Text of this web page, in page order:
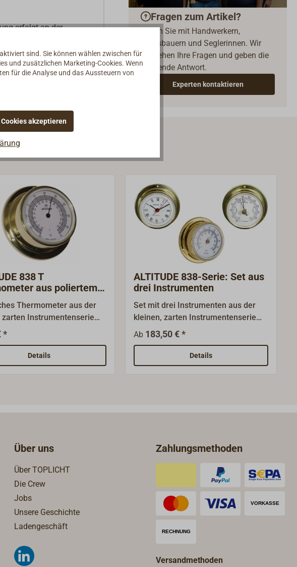
erfolgt an der
Fragen zum Artikel?
Reden Sie mit Handwerkern,
Bootsbauern und Seglerinnen. Wir
verstehen Ihre Fragen und geben die
passende Antwort.
Experten kontaktieren
838 T
aus poliertem
Thermometer aus der
zarten Instrumentenserie
838. Diese zeichnet sich
kompakten Abmessungen
zierliche Optik aus.Das
ist aus hochwertigem 0,5
von -30 °C bis +70 °C.
liegt bei ±2 °C, im
10 °C bis 30 °C sogar bei ±1
*
Details
ALTITUDE 838-Serie: Set aus
drei Instrumenten
Set mit drei Instrumenten aus der
kleinen, zarten Instrumentenserie
ALTITUDE 838. Diese zeichnet sich
durch ihre kompakten Abmessungen
und die zierliche Optik aus.Die
Gehäuse sind aus hochwertigem 0,5
Barometer ein Hygrometer oder
Thermometer zum Set gehören soll:
Hygrometer3464-112 3er-Set mit
ThermometerDas klassische
Barometer mit englischer
Druckdose, die eine Genauigkeit von
erfolgt an der Rückseite des
Ab 183,50 € *
Details
Über uns
Über TOPLICHT
Die Crew
Jobs
Unsere Geschichte
Ladengeschäft
Zahlungsmethoden
Versandmethoden
sind. Sie können wählen zwischen für
und zusätzlichen Marketing-Cookies. Wenn
für die Analyse und das Aussteuern von
akzeptieren